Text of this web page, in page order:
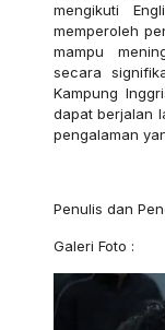
mengikuti
memperoleh
mampu
secara
Kampung
dapat berjalan
pengalaman
Penulis dan
Galeri Foto :